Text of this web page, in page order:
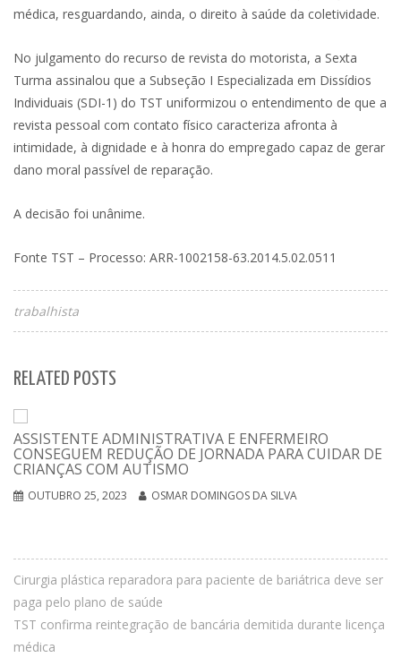
médica, resguardando, ainda, o direito à saúde da coletividade.
No julgamento do recurso de revista do motorista, a Sexta
Turma assinalou que a Subseção I Especializada em Dissídios
Individuais (SDI-1) do TST uniformizou o entendimento de que a
revista pessoal com contato físico caracteriza afronta à
intimidade, à dignidade e à honra do empregado capaz de gerar
dano moral passível de reparação.
A decisão foi unânime.
Fonte TST – Processo: ARR-1002158-63.2014.5.02.0511
trabalhista
RELATED POSTS
ASSISTENTE ADMINISTRATIVA E ENFERMEIRO
CONSEGUEM REDUÇÃO DE JORNADA PARA CUIDAR DE
CRIANÇAS COM AUTISMO
OUTUBRO 25, 2023 OSMAR DOMINGOS DA SILVA
Cirurgia plástica reparadora para paciente de bariátrica deve ser
paga pelo plano de saúde
TST confirma reintegração de bancária demitida durante licença
médica